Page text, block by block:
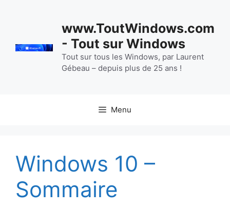
www.ToutWindows.com
- Tout sur Windows
Tout sur tous les Windows, par Laurent
Gébeau – depuis plus de 25 ans !
Menu
Windows 10 –
Sommaire